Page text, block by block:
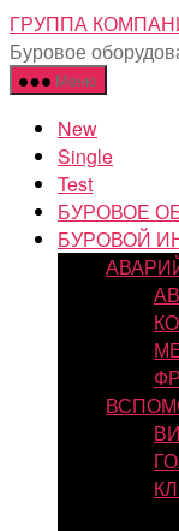
Перейти
к
содержимому
ГРУППА
Буровое
Меню
New
Single
Test
БУРОВОЕ
БУРОВОЙ